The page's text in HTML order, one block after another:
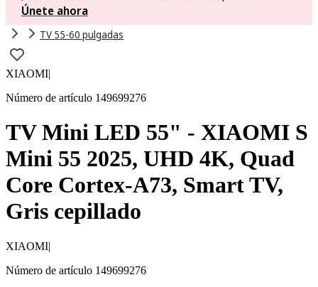
Únete ahora
TV 55-60 pulgadas
XIAOMI|
Número de artículo 149699276
TV Mini LED 55" - XIAOMI S
Mini 55 2025, UHD 4K, Quad
Core Cortex-A73, Smart TV,
Gris cepillado
XIAOMI|
Número de artículo 149699276